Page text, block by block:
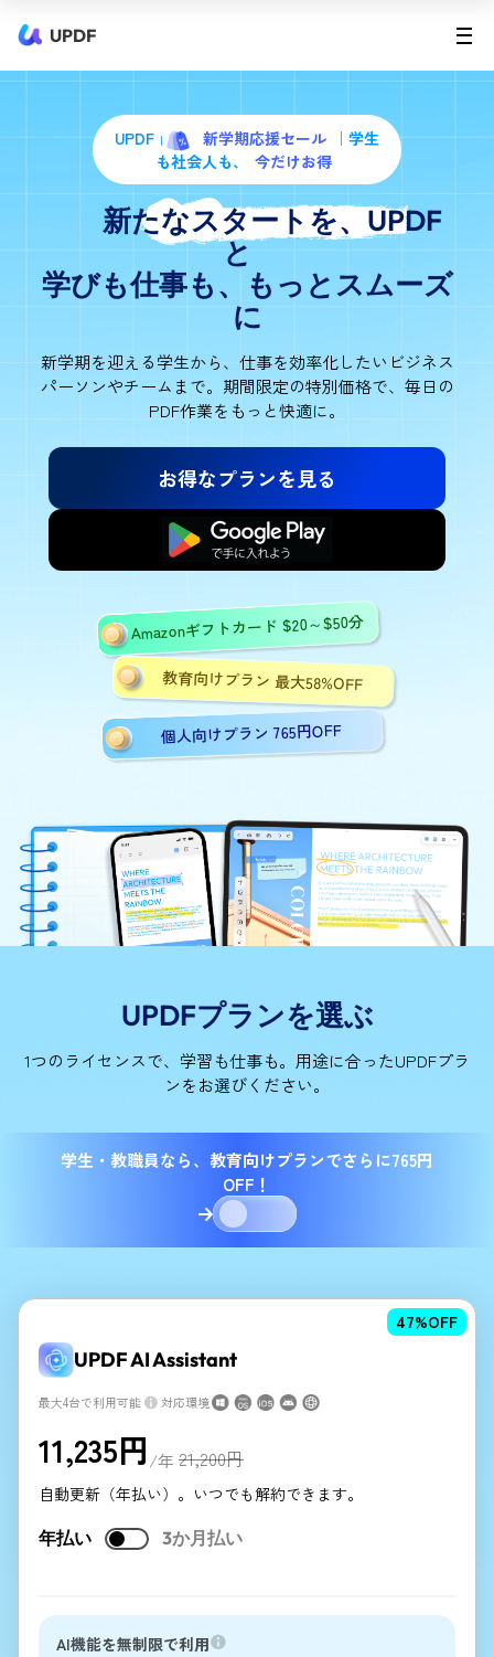
UPDF
UPDF 新学期応援セール
｜学生
も社会人も、
今だけお得
新たなスタートを、UPDF
と
学びも仕事も、もっとスムーズ
に
新学期を迎える学生から、仕事を効率化したいビジネス
パーソンやチームまで。 期間限定の特別価格で、毎日の
PDF作業をもっと快適に。
お得なプランを見る
無料で始める
Amazonギフトカード $20～$50分
教育向けプラン 最大58%OFF
個人向けプラン 765円OFF
UPDFプランを選ぶ
1つのライセンスで、学習も仕事も。用途に合ったUPDFプラ
ンをお選びください。
学生・教職員なら、教育向けプランでさらに765円
OFF！
UPDF AI Assistant
47%OFF
最大4台で利用可能 対応環境
11,235円/年 21,200円
自動更新（年払い）。いつでも解約できます。
年払い
3か月払い
AI機能を無制限で利用